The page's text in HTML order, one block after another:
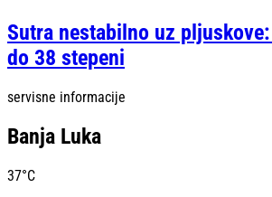
Sutra nestabilno uz
do 38 stepeni
servisne informacije
Banja Luka
37°C